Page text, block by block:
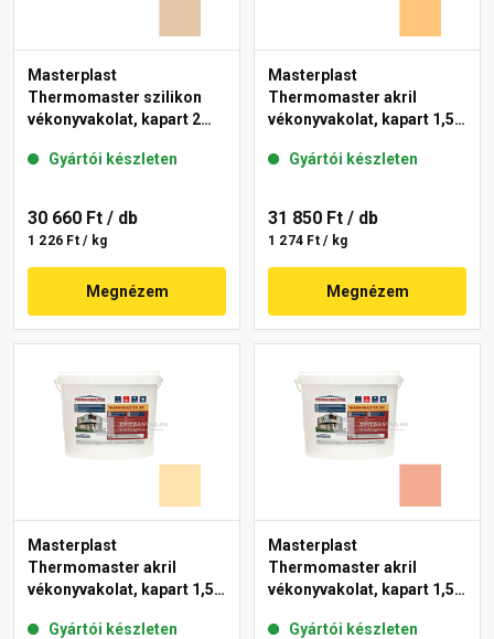
Masterplast
Thermomaster szilikon
vékonyvakolat, kapart 2
Gyártói készleten
30 660 Ft / db
1 226 Ft / kg
Megnézem
Masterplast
Thermomaster akril
vékonyvakolat, kapart 1,5
Gyártói készleten
31 850 Ft / db
1 274 Ft / kg
Megnézem
Masterplast
Thermomaster akril
vékonyvakolat, kapart 1,5
Gyártói készleten
Masterplast
Thermomaster akril
vékonyvakolat, kapart 1,5
Gyártói készleten